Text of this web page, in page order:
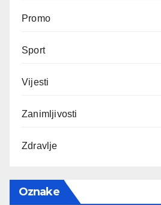
Promo
Sport
Vijesti
Zanimljivosti
Zdravlje
Oznake